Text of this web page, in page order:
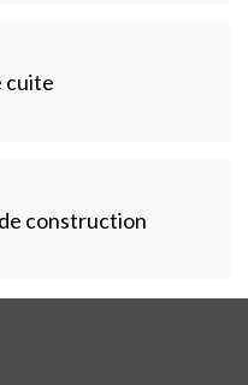
cuite
construction